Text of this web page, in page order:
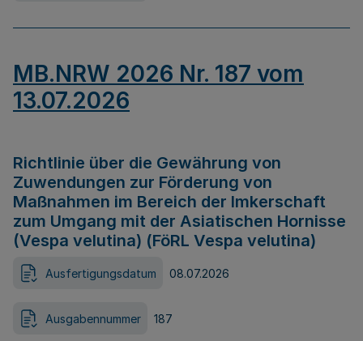
MB.NRW 2026 Nr. 187 vom
13.07.2026
Richtlinie über die Gewährung von
Zuwendungen zur Förderung von
Maßnahmen im Bereich der Imkerschaft
zum Umgang mit der Asiatischen Hornisse
(Vespa velutina) (FöRL Vespa velutina)
Ausfertigungsdatum 08.07.2026
Ausgabennummer 187